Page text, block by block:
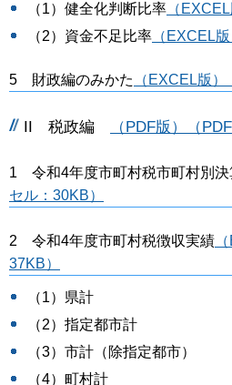
（1）健全化判断比率 （
（2）資金不足比率 （EXCEL
5 財政編のみかた （EXCEL版）
II 税政編 （PDF版）（
1 令和4年度市町村税市町村別決
セル：30KB）
2 令和4年度市町村税徴収実績
37KB）
（1）県計
（2）指定都市計
（3）市計（除指定都市）
（4）町村計